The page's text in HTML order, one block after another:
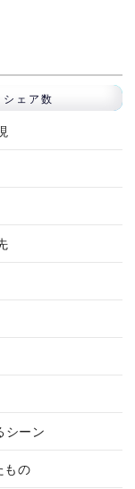
シェア数
シーン
もの